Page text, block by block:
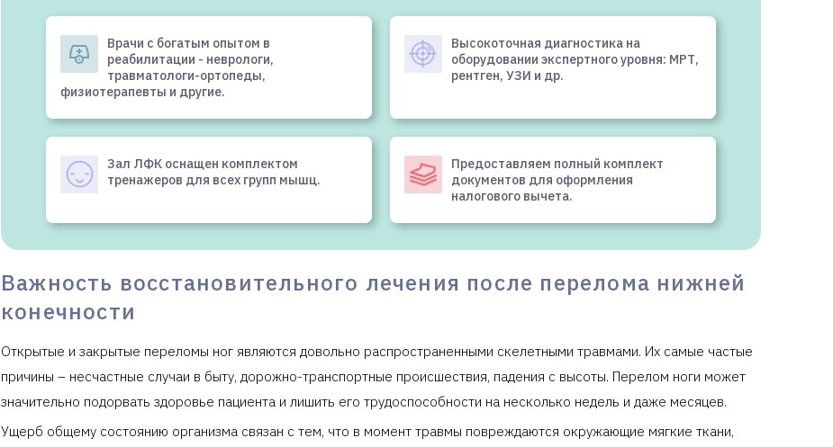
Врачи с богатым опытом в
реабилитации - неврологи,
травматологи-ортопеды,
физиотерапевты и другие.
Высокоточная диагностика на
оборудовании экспертного уровня: МРТ,
рентген, УЗИ и др.
Зал ЛФК оснащен комплектом
тренажеров для всех групп мышц.
Предоставляем полный комплект
документов для оформления
налогового вычета.
Важность восстановительного лечения после перелома нижней
конечности
Открытые и закрытые переломы ног являются довольно распространенными скелетными травмами. Их самые частые
причины – несчастные случаи в быту, дорожно-транспортные происшествия, падения с высоты. Перелом ноги может
значительно подорвать здоровье пациента и лишить его трудоспособности на несколько недель и даже месяцев.
Ущерб общему состоянию организма связан с тем, что в момент травмы повреждаются окружающие мягкие ткани,